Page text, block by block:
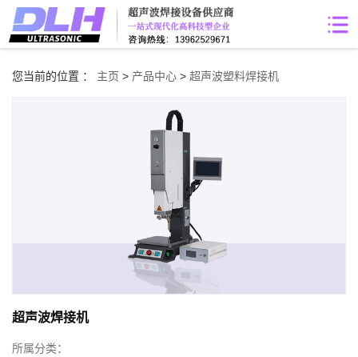
您当前的位置 ： 主页 > 产品中心 > 超声波塑料焊接机
超声波焊接机
所属分类：